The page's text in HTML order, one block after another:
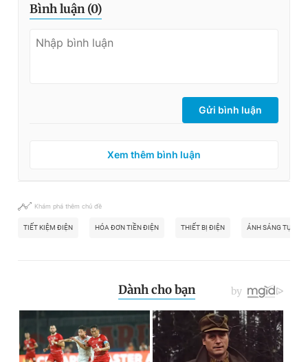
Bình luận (0)
Gửi bình luận
Xem thêm bình luận
Khám phá thêm chủ đề
TIẾT KIỆM ĐIỆN HÓA ĐƠN TIỀN ĐIỆN THIẾT BỊ ĐIỆN ÁNH SÁNG TỰ